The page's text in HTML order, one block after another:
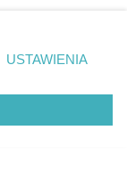
prywatności
zgody
takiemu
tylko
USTAWIENIA